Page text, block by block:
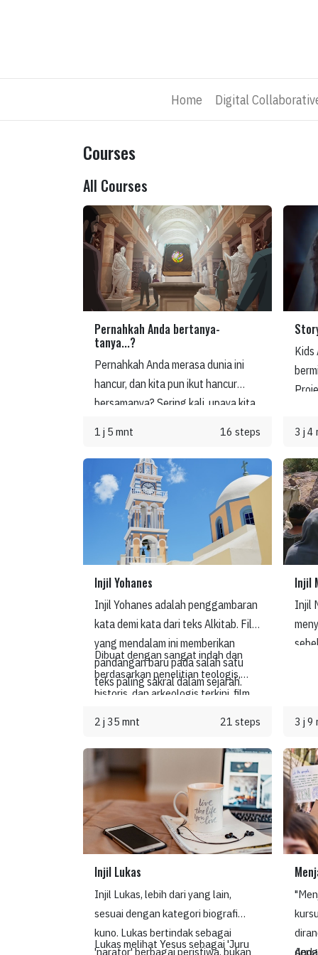
Home Digital
Courses
All Courses
Pernahkah Anda bertanya-
tanya...?
Pernahkah Anda merasa dunia ini
hancur, dan kita pun ikut hancur
bersamanya? Sering kali, upaya kita
kita sendiri hanya akan menimbulkan
lebih banyak masalah. Namun, ada
Kabar Baik: Tuhan, dalam kasih-Nya,
telah membuat jalan bagi kita untuk
dipulihkan kembali ke dalam
kemuliaan.
1 j 5 mnt 16 steps
Kids
lebih
3 j 4
Injil Yohanes
Injil Yohanes adalah penggambaran
kata demi kata dari teks Alkitab. Film
yang mendalam ini memberikan
pandangan baru pada salah satu
teks paling sakral dalam sejarah.
Dibuat dengan sangat indah dan
berdasarkan penelitian teologis,
historis, dan arkeologis terkini, film
dinikmati dan dikenang.
2 j 35 mnt 21 steps
Injil
Injil
dan
demi
3 j 9
Injil Lukas
Injil Lukas, lebih dari yang lain,
sesuai dengan kategori biografi
kuno. Lukas bertindak sebagai
'narator' berbagai peristiwa, bukan
Lukas melihat Yesus sebagai 'Juru